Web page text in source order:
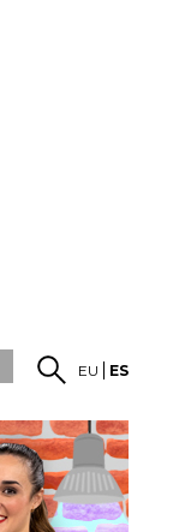
EU ES